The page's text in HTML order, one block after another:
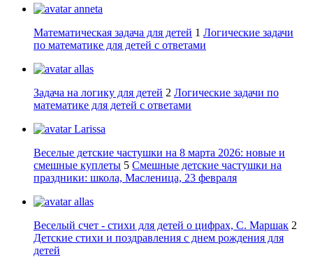
anneta
Математическая задача для детей 1 Логические задачи
по математике для детей с ответами
allas
Задача на логику для детей 2 Логические задачи по
математике для детей с ответами
Larissa
Веселые детские частушки на 8 марта 2026: новые и
смешные куплеты 5 Смешные детские частушки на
праздники: школа, Масленица, 23 февраля
allas
Веселый счет - стихи для детей о цифрах, С. Маршак 2
Детские стихи и поздравления с днем рождения для
детей